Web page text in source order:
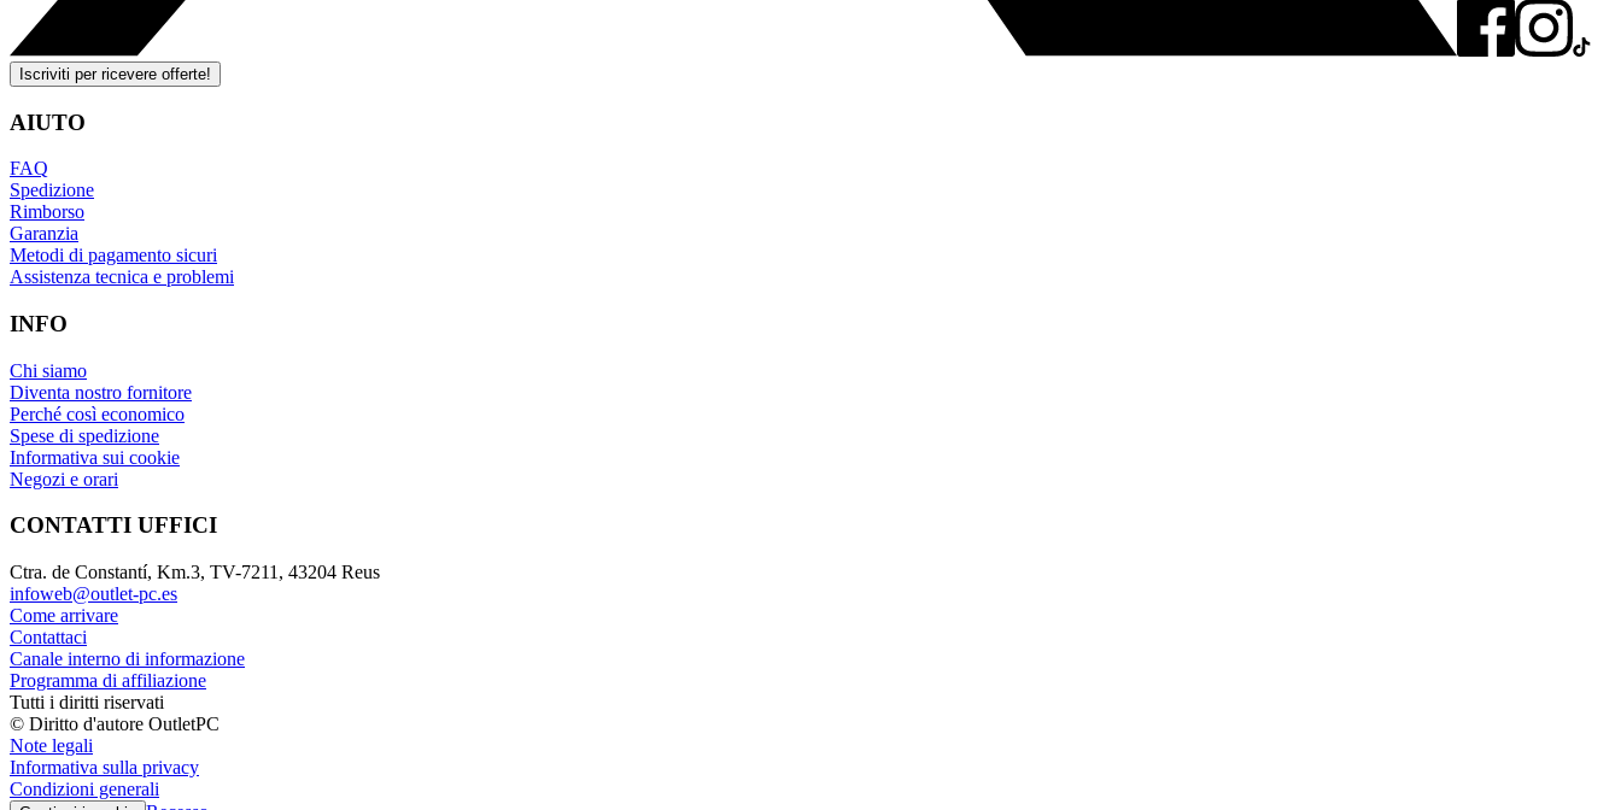
Iscriviti per ricevere offerte!
AIUTO
FAQ
Spedizione
Rimborso
Garanzia
Metodi di pagamento sicuri
Assistenza tecnica e problemi
INFO
Chi siamo
Diventa nostro fornitore
Perché così economico
Spese di spedizione
Informativa sui cookie
Negozi e orari
CONTATTI UFFICI
Ctra. de Constantí, Km.3, TV-7211, 43204 Reus
infoweb@outlet-pc.es
Come arrivare
Contattaci
Canale interno di informazione
Programma di affiliazione
Tutti i diritti riservati
© Diritto d'autore OutletPC
Note legali
Informativa sulla privacy
Condizioni generali